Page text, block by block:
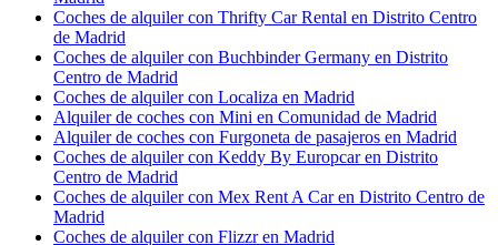
Coches de alquiler con Thrifty Car Rental en Distrito Centro
de Madrid
Coches de alquiler con Buchbinder Germany en Distrito
Centro de Madrid
Coches de alquiler con Localiza en Madrid
Alquiler de coches con Mini en Comunidad de Madrid
Alquiler de coches con Furgoneta de pasajeros en Madrid
Coches de alquiler con Keddy By Europcar en Distrito
Centro de Madrid
Coches de alquiler con Mex Rent A Car en Distrito Centro de
Madrid
Coches de alquiler con Flizzr en Madrid